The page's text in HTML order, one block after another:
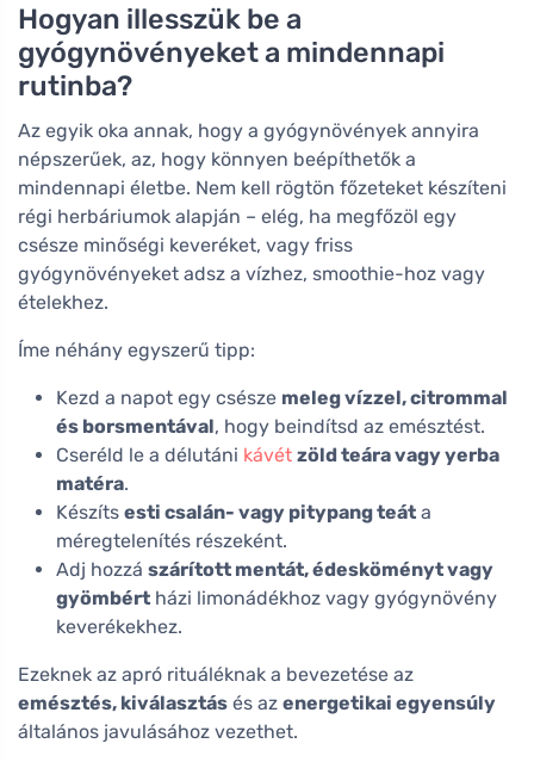
Hogyan illesszük be a
gyógynövényeket a mindennapi
rutinba?
Az egyik oka annak, hogy a gyógynövények annyira
népszerűek, az, hogy könnyen beépíthetők a
mindennapi életbe. Nem kell rögtön főzeteket készíteni
régi herbáriumok alapján – elég, ha megfőzöl egy
csésze minőségi keveréket, vagy friss
gyógynövényeket adsz a vízhez, smoothie-hoz vagy
ételekhez.
Íme néhány egyszerű tipp:
Kezd a napot egy csésze meleg vízzel, citrommal
és borsmentával, hogy beindítsd az emésztést.
Cseréld le a délutáni kávét zöld teára vagy yerba
matéra.
Készíts esti csalán- vagy pitypang teát a
méregtelenítés részeként.
Adj hozzá szárított mentát, édesköményt vagy
gyömbért házi limonádékhoz vagy gyógynövény
keverékekhez.
Ezeknek az apró rituáléknak a bevezetése az
emésztés, kiválasztás és az energetikai egyensúly
általános javulásához vezethet.